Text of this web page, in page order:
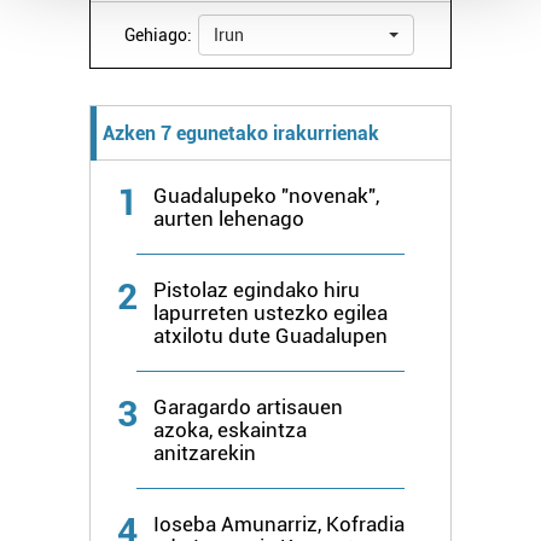
Guk eta gure bazkideek zure datu pertsonalak
prozesatzen ditugu, zure IP zenbakia, besteak beste,
pertsonalizatuak eskaintzeko, iragarkiak eta edukia
neurtzeko, jendeari buruzko informazioa biltzeko eta
erabiltzen dituen hauta dezakezu.
interes komertzial legitimoetan babesten dira. Ikusi gure
bazkideen zerrenda, beren ustez zein helburutarako
duten interes legitimoa eta horren aurka nola egin
Lortu zure datu pertsonalak prozesatzeko moduari
zure baimena Cookieen adierazpenean.
Gehiago: Irun
Azken 7 egunetako irakurrienak
1
Guadalupeko "novenak",
aurten lehenago
2
Pistolaz egindako hiru
lapurreten ustezko egilea
atxilotu dute Guadalupen
3
Garagardo artisauen
azoka, eskaintza
anitzarekin
4
Ioseba Amunarriz, Kofradia